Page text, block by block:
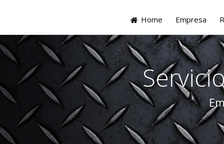
Home Empresa
You are here: